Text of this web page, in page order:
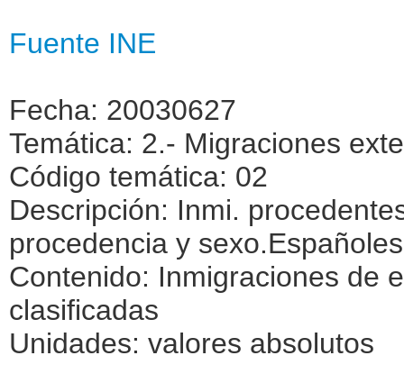
Fuente INE
Fecha: 20030627
Temática: 2.- Migraciones
Código temática: 02
Descripción: Inmi.
procedencia y sexo.Españoles
Contenido: Inmigraciones de
clasificadas
Unidades: valores absolutos